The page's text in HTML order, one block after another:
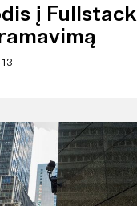
į Fullstack